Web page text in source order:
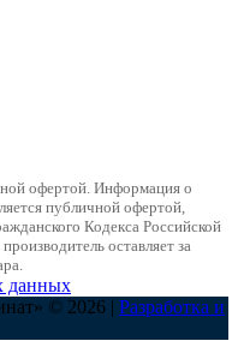
офертой. Информация о
публичной офертой,
Кодекса Российской
оставляет за
данных
© 2026 | Разработка и